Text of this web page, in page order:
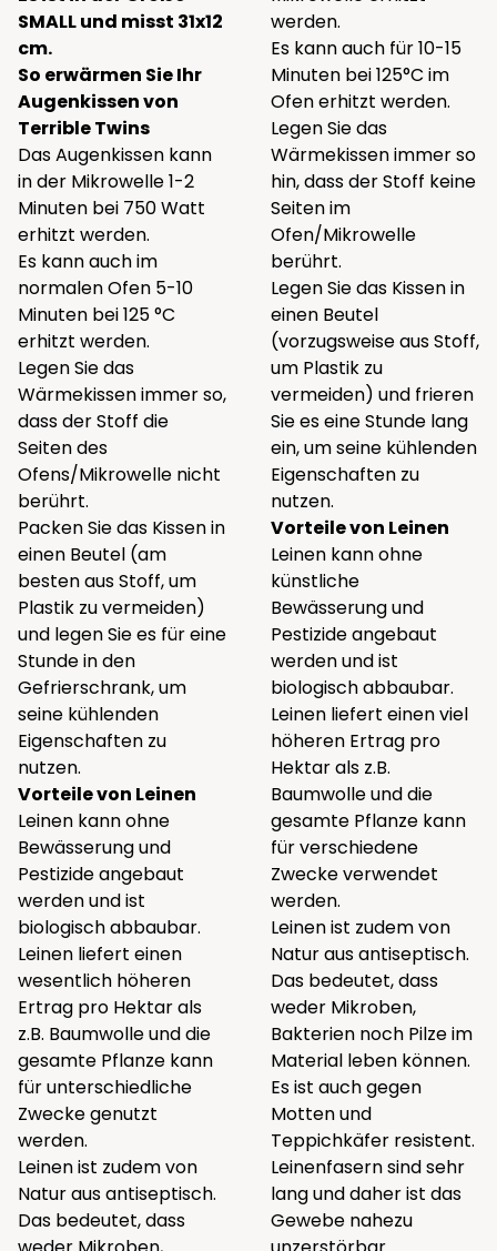
SMALL und misst 31x12
cm.
So erwärmen Sie Ihr
Augenkissen von
Terrible Twins
Das Augenkissen kann
in der Mikrowelle 1-2
Minuten bei 750 Watt
erhitzt werden.
Es kann auch im
normalen Ofen 5-10
Minuten bei 125 °C
erhitzt werden.
Legen Sie das
Wärmekissen immer so,
dass der Stoff die
Seiten des
Ofens/Mikrowelle nicht
berührt.
Packen Sie das Kissen in
einen Beutel (am
besten aus Stoff, um
Plastik zu vermeiden)
und legen Sie es für eine
Stunde in den
Gefrierschrank, um
seine kühlenden
Eigenschaften zu
nutzen.
Vorteile von Leinen
Leinen kann ohne
Bewässerung und
Pestizide angebaut
werden und ist
biologisch abbaubar.
Leinen liefert einen
wesentlich höheren
Ertrag pro Hektar als
z.B. Baumwolle und die
gesamte Pflanze kann
für unterschiedliche
Zwecke genutzt
werden.
Leinen ist zudem von
Natur aus antiseptisch.
Das bedeutet, dass
werden.
Es kann auch für 10-15
Minuten bei 125°C im
Ofen erhitzt werden.
Legen Sie das
Wärmekissen immer so
hin, dass der Stoff keine
Seiten im
Ofen/Mikrowelle
berührt.
Legen Sie das Kissen in
einen Beutel
(vorzugsweise aus Stoff,
um Plastik zu
vermeiden) und frieren
Sie es eine Stunde lang
ein, um seine kühlenden
Eigenschaften zu
nutzen.
Vorteile von Leinen
Leinen kann ohne
künstliche
Bewässerung und
Pestizide angebaut
werden und ist
biologisch abbaubar.
Leinen liefert einen viel
höheren Ertrag pro
Hektar als z.B.
Baumwolle und die
gesamte Pflanze kann
für verschiedene
Zwecke verwendet
werden.
Leinen ist zudem von
Natur aus antiseptisch.
Das bedeutet, dass
weder Mikroben,
Bakterien noch Pilze im
Material leben können.
Es ist auch gegen
Motten und
Teppichkäfer resistent.
Leinenfasern sind sehr
lang und daher ist das
Gewebe nahezu